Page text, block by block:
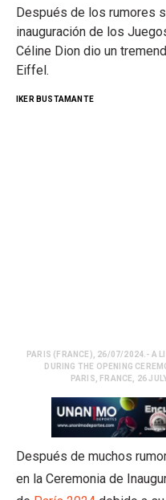
Después de los rumores
inauguración de los
Céline Dion dio un
Eiffel.
IKER BUSTAMANTE
PARIS (FRANCE), 26/07/2024.- A
DURING THE OPENING
PARIS, FRANCE, 26
Después de muchos
en la Ceremonia de